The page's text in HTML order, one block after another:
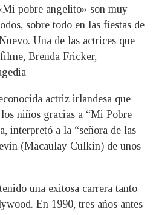
pobre angelito» son muy
sobre todo en las fiestas de
Una de las actrices que
Brenda Fricker,
actriz irlandesa que
niños gracias a “Mi Pobre
interpretó a la “señora de las
(Macaulay Culkin) de unos
una exitosa carrera tanto
En 1990, tres años antes